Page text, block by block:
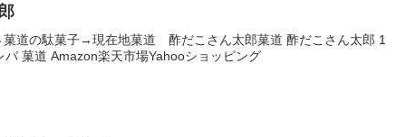
道の駄菓子→現在地菓道 酢だこさん太郎菓道 酢だこさん太郎 1
菓道 Amazon楽天市場Yahooショッピング